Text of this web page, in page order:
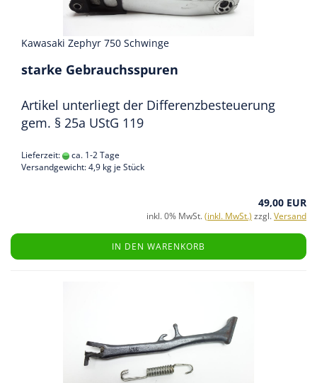
Kawasaki Zephyr 750 Schwinge
starke Gebrauchsspuren
Artikel unterliegt der Differenzbesteuerung
gem. § 25a UStG 119
Lieferzeit:
ca. 1-2 Tage
Versandgewicht:4,9 kg je Stück
49,00 EUR
inkl. 0% MwSt.(inkl. MwSt.) zzgl.Versand
IN DEN WARENKORB